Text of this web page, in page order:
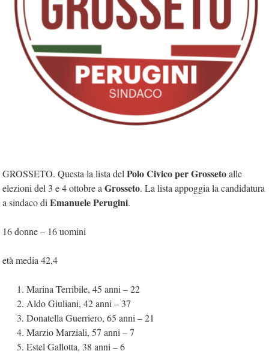
GROSSETO. Questa la lista delPolo Civico per Grossetoalle
elezioni del 3 e 4 ottobre aGrosseto. La lista appoggia la candidatura
a sindaco diEmanuele Perugini.
16 donne – 16 uomini
età media 42,4
Marina Terribile, 45 anni – 22
Aldo Giuliani, 42 anni – 37
Donatella Guerriero, 65 anni – 21
Marzio Marziali, 57 anni – 7
Estel Gallotta, 38 anni – 6